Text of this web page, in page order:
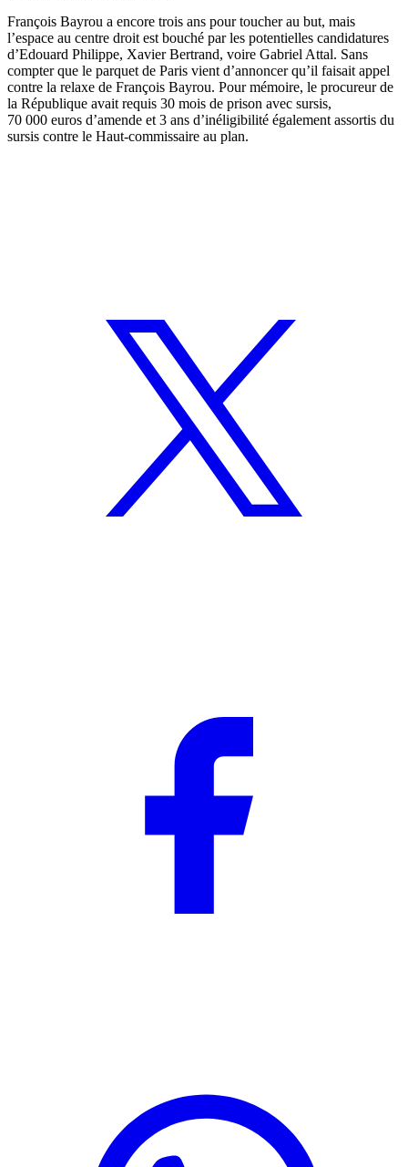
François Bayrou a encore trois ans pour toucher au but, mais
l’espace au centre droit est bouché par les potentielles candidatures
d’Edouard Philippe, Xavier Bertrand, voire Gabriel Attal. Sans
compter que le parquet de Paris vient d’annoncer qu’il faisait appel
contre la relaxe de François Bayrou. Pour mémoire, le procureur de
la République avait requis 30 mois de prison avec sursis,
70 000 euros d’amende et 3 ans d’inéligibilité également assortis du
sursis contre le Haut-commissaire au plan.